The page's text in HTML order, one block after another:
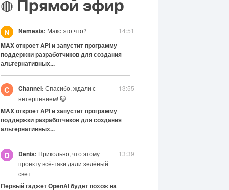
🔴 Прямой эфир
14:51
N Nemesis: Макс это что?
MAX откроет API и запустит программу
поддержки разработчиков для создания
альтернативных...
13:55
C Channel: Спасибо, ждали с
нетерпением! 😺
MAX откроет API и запустит программу
поддержки разработчиков для создания
альтернативных...
13:39
D Denis: Прикольно, что этому
проекту всё-таки дали зелёный
свет
Первый гаджет OpenAI будет похож на